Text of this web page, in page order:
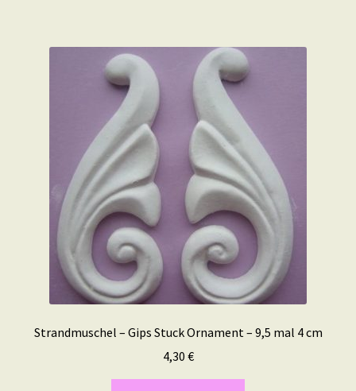
Strandmuschel – Gips Stuck Ornament – 9,5 mal 4 cm
4,30 €